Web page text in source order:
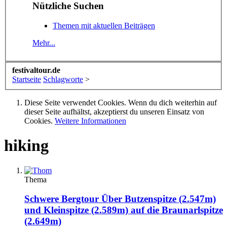
Nützliche Suchen
Themen mit aktuellen Beiträgen
Mehr...
festivaltour.de
Startseite Schlagworte >
Diese Seite verwendet Cookies. Wenn du dich weiterhin auf
dieser Seite aufhältst, akzeptierst du unseren Einsatz von
Cookies. Weitere Informationen
hiking
Thema
Schwere Bergtour Über Butzenspitze (2.547m)
und Kleinspitze (2.589m) auf die Braunarlspitze
(2.649m)